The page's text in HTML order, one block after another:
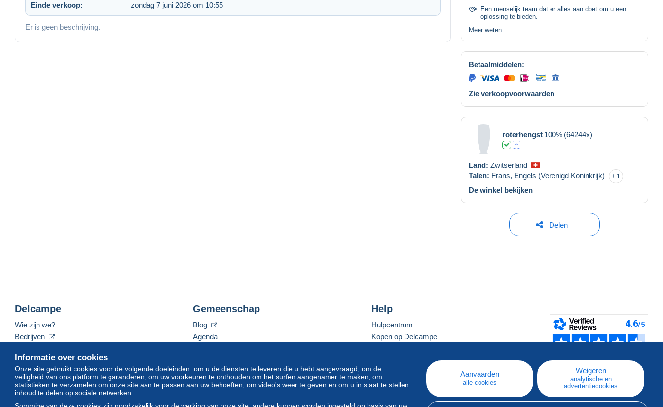
Einde verkoop:
zondag 7 juni 2026 om 10:55
Er is geen beschrijving.
Een menselijk team dat er alles aan doet om u een
oplossing te bieden.
Meer weten
Betaalmiddelen:
Zie verkoopvoorwaarden
roterhengst 100% (64244x)
Land: Zwitserland
Talen: Frans, Engels (Verenigd Koninkrijk) 1
De winkel bekijken
Delen
Informatie over cookies
Onze site gebruikt cookies voor de volgende doeleinden: om u de diensten te leveren die u hebt aangevraagd, om de
veiligheid van ons platform te garanderen, om uw voorkeuren te onthouden om het surfen aangenamer te maken, om
statistieken te verzamelen om onze site aan te passen aan uw behoeften, om video's weer te geven en om u in staat te stellen
inhoud te delen op sociale netwerken.
Aanvaarden
alle cookies
Weigeren
analytische en
advertentiecookies
Delcampe
Wie zijn we?
Bedrijven
Neem contact met ons op
Gemeenschap
Blog
Agenda
Help
Hulpcentrum
Kopen op Delcampe
Een beveiligde website